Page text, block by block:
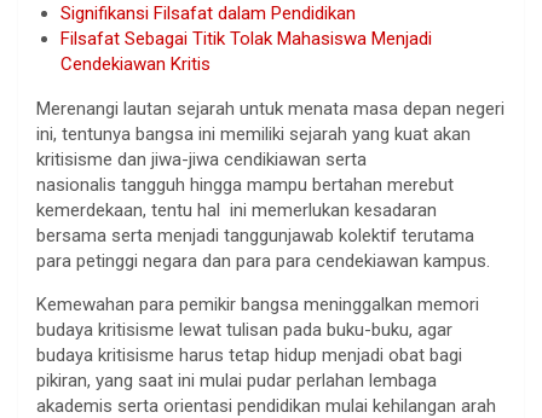
Signifikansi Filsafat dalam Pendidikan
Filsafat Sebagai Titik Tolak Mahasiswa Menjadi
Cendekiawan Kritis
Merenangi lautan sejarah untuk menata masa depan negeri
ini, tentunya bangsa ini memiliki sejarah yang kuat akan
kritisisme dan jiwa-jiwa cendikiawan serta
nasionalis tangguh hingga mampu bertahan merebut
kemerdekaan, tentu hal ini memerlukan kesadaran
bersama serta menjadi tanggunjawab kolektif terutama
para petinggi negara dan para para cendekiawan kampus.
Kemewahan para pemikir bangsa meninggalkan memori
budaya kritisisme lewat tulisan pada buku-buku, agar
budaya kritisisme harus tetap hidup menjadi obat bagi
pikiran, yang saat ini mulai pudar perlahan lembaga
akademis serta orientasi pendidikan mulai kehilangan arah